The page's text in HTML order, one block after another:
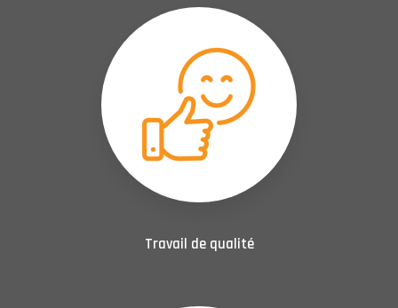
Travail de qualité